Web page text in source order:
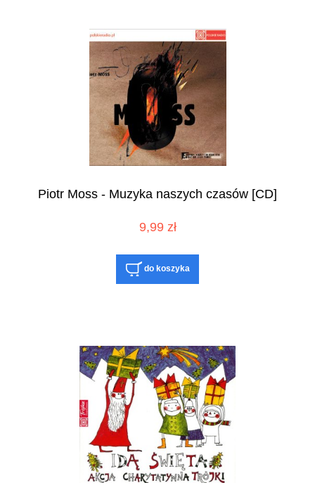
Piotr Moss - Muzyka naszych czasów [CD]
9,99 zł
do koszyka